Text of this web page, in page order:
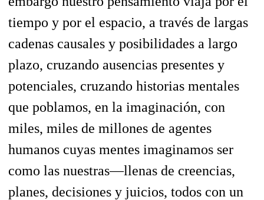
tiempo y por el espacio, a través de largas
cadenas causales y posibilidades a largo
plazo, cruzando ausencias presentes y
potenciales, cruzando historias mentales
que poblamos, en la imaginación, con
miles, miles de millones de agentes
humanos cuyas mentes imaginamos ser
como las nuestras—llenas de creencias,
planes, decisiones y juicios, todos con un